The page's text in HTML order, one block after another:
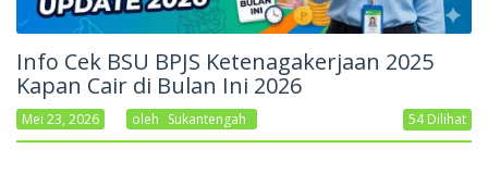
Info Cek BSU BPJS Ketenagakerjaan 2025
Kapan Cair di Bulan Ini 2026
Mei 23, 2026 Oleh Sukantengah 54 Dilihat